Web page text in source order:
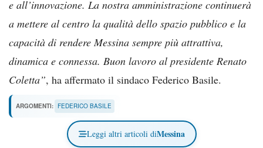
e all’innovazione. La nostra amministrazione continuerà
a mettere al centro la qualità dello spazio pubblico e la
capacità di rendere Messina sempre più attrattiva,
dinamica e connessa. Buon lavoro al presidente Renato
Coletta”, ha affermato il sindaco Federico Basile.
ARGOMENTI: FEDERICO BASILE
Leggi altri articoli diMessina